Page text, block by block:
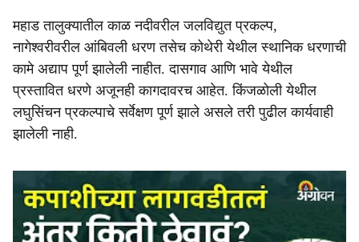
महाड तालुक्यातील काळ नदीवरील जलविद्युत प्रकल्प,
नागेश्वरीवरील आंबिवली धरण तसेच कोथेरी येथील स्थानिक धरणाची
कामे अद्याप पूर्ण झालेली नाहीत. दासगाव आणि भावे येथील
प्रस्तावित धरणे अजूनही कागदावरच आहेत. किंजळोली येथील
लघुसिंचन प्रकल्पाचे सर्वेक्षण पूर्ण झाले असले तरी पुढील कार्यवाही
झालेली नाही.